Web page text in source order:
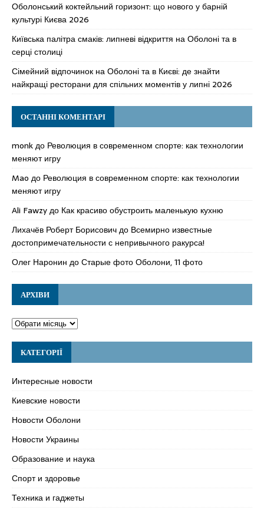
Оболонський коктейльний горизонт: що нового у барній
культурі Києва 2026
Київська палітра смаків: липневі відкриття на Оболоні та в
серці столиці
Сімейний відпочинок на Оболоні та в Києві: де знайти
найкращі ресторани для спільних моментів у липні 2026
ОСТАННІ КОМЕНТАРІ
monkдо Революция в современном спорте: как технологии
меняют игру
Mao до Революция в современном спорте: как технологии
меняют игру
Ali Fawzyдо Как красиво обустроить маленькую кухню
Лихачёв Роберт Борисовичдо Всемирно известные
достопримечательности с непривычного ракурса!
Олег Наронин доСтарые фото Оболони, 11 фото
АРХІВИ
КАТЕГОРІЇ
Интересные новости
Киевские новости
Новости Оболони
Новости Украины
Образование и наука
Спорт и здоровье
Техника и гаджеты